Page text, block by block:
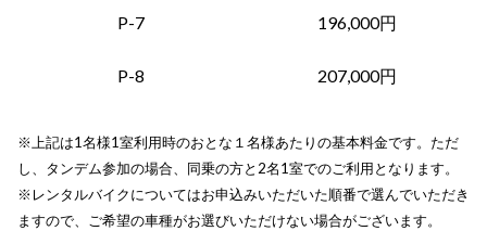
P-7 196,000円
P-8 207,000円
※上記は1名様1室利用時のおとな１名様あたりの基本料金です。ただ
し、タンデム参加の場合、同乗の方と2名1室でのご利用となります。
※レンタルバイクについてはお申込みいただいた順番で選んでいただき
ますので、ご希望の車種がお選びいただけない場合がございます。